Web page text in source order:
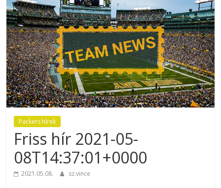
Packers hírek
Friss hír 2021-05-
08T14:37:01+0000
2021.05.08. sz.vince